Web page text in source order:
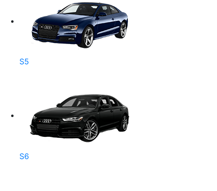
S5
S6